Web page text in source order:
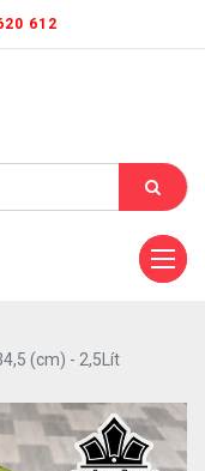
612
(cm) - 2,5Lít